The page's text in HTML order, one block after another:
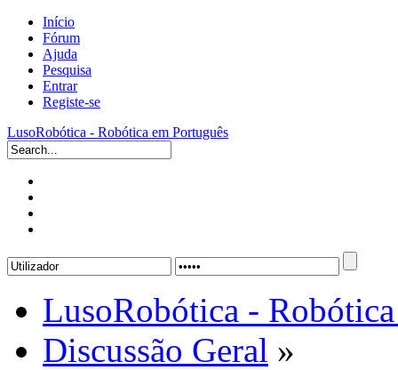
Início
Fórum
Ajuda
Pesquisa
Entrar
Registe-se
LusoRobótica - Robótica em Português
LusoRobótica -
Discussão Geral »